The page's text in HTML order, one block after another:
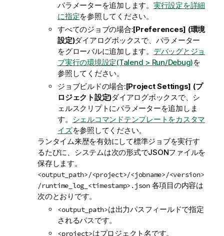
パラメーターを追加します。 実行設定を詳細
に指定を参照してください。
すべてのジョブの場合:[Preferences] (環境
設定)ダイアログボックスで、パラメーター
をグローバルに追加します。 デバッグとジョ
ブ実行の環境設定(Talend > Run/Debug)を
参照してください。
ジョブビルドの場合:[Project Settings] (プ
ロジェクト設定)ダイアログボックスで、シ
ェルスクリプトにパラメーターを追加しま
す。 シェルコマンドテンプレートをカスタマ
イズを参照してください。
ランタイム来歴を有効にして標準ジョブを実行す
るたびに、システムは次の形式でJSONファイルを
保存します。
<output_path>/<project>/<jobname>/<version>
/runtime_log_<timestamp>.json各項目の内容は
次のとおりです。
<output_path>は出力パスフィールドで指定
されるパスです。
<project>はプロジェクト名です。